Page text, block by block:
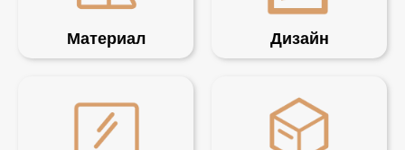
Материал Дизайн